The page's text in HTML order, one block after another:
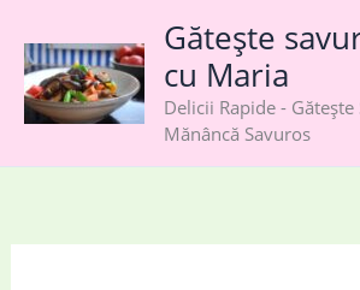
content
Gătește
cu Maria
Delicii Rapide -
Mănâncă Savuros